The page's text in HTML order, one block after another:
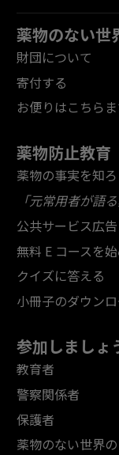
薬物のない世
財団について
寄付する
お便りはこちら
薬物防止教育
薬物の事実を知ろ
「元常用者が語
公共サービス広
無料 E コースを
クイズに答える
小冊子のダウン
参加しましょ
教育者
警察関係者
保護者
薬物のない世界